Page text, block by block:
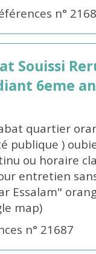
n°
Souissi
6eme
quartier
publique )
ou horaire
entretien
Essalam"
map)
n° 21687